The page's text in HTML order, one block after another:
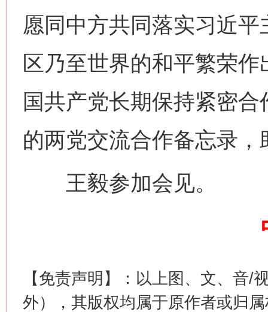
愿同中方共同落实习近
区乃至世界的和平繁荣
国共产党长期保持紧密
的两党交流合作备忘录
王毅参加会见。
【免责声明】：以上图、文、音/
外），其版权均属于原作者或归
网上购药对药下症？
谢